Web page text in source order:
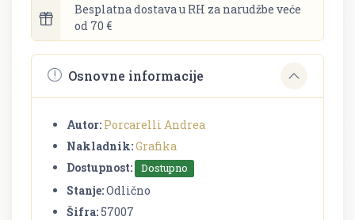
Besplatna dostava u RH za narudžbe veće
od 70 €
Osnovne informacije
Autor: Porcarelli Andrea
Nakladnik:Grafika
Dostupnost:
Dostupno
Stanje:Odlično
Šifra:57007